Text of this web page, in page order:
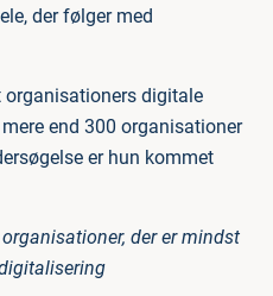
der følger med
organisationers digitale
end 300 organisationer
er hun kommet
der er mindst